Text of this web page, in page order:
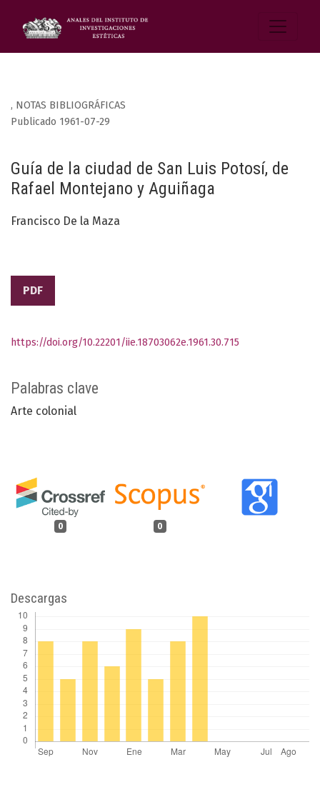
, NOTAS BIBLIOGRÁFICAS
Guía de la ciudad de San Luis Potosí, de
Rafael Montejano y Aguiñaga
Publicado 1961-07-29
Francisco De la Maza
PDF
Palabras clave
Arte colonial
0 0
https://doi.org/10.22201/iie.18703062e.1961.30.715
Descargas